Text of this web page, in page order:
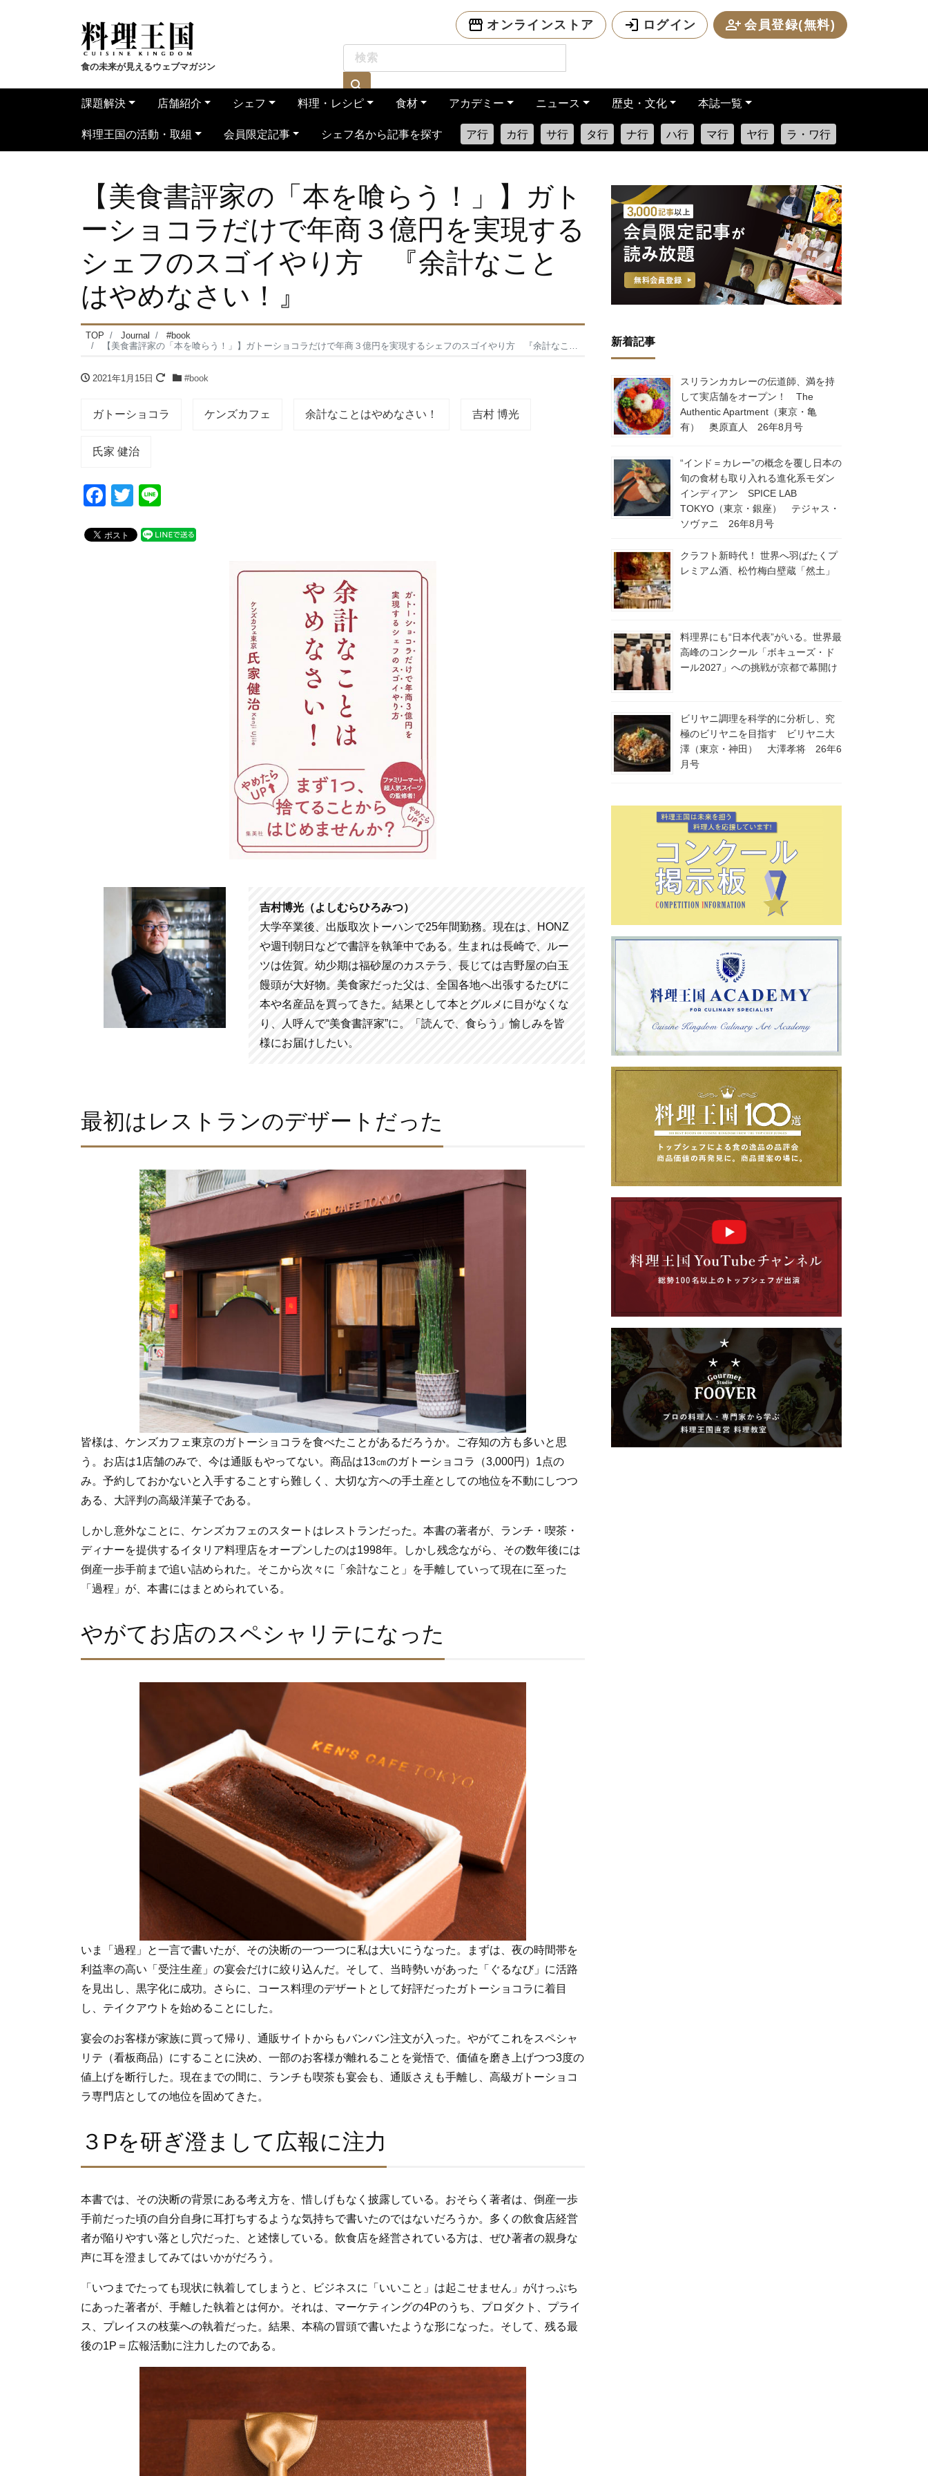
食の未来が見えるウェブマガジン
オンラインストア ログイン 会員登録(無料)
課題解決 店舗紹介 シェフ 料理・レシピ 食材 アカデミー ニュース 歴史・文化 本誌一覧
料理王国の活動・取組 会員限定記事 シェフ名から記事を探す ア行 カ行 サ行 タ行 ナ行 ハ行 マ行 ヤ行 ラ・ワ行
【美食書評家の「本を喰らう！」】ガト
ーショコラだけで年商３億円を実現する
シェフのスゴイやり方 『余計なこと
はやめなさい！』
TOP Journal
#book
【美食書評家の「本を喰らう！」】ガトーショコラだけで年商３億円を実現するシェフのスゴイやり方 『余計なことはやめなさい！』
2021年1月15日 #book
ガトーショコラ ケンズカフェ 余計なことはやめなさい！ 吉村 博光
氏家 健治
F
c
T
tt
e
吉村博光（よしむらひろみつ）
大学卒業後、出版取次トーハンで25年間勤務。現在は、HONZ
や週刊朝日などで書評を執筆中である。生まれは長崎で、ルー
ツは佐賀。幼少期は福砂屋のカステラ、長じては吉野屋の白玉
饅頭が大好物。美食家だった父は、全国各地へ出張するたびに
本や名産品を買ってきた。結果として本とグルメに目がなくな
り、人呼んで“美食書評家”に。「読んで、食らう」愉しみを皆
様にお届けしたい。
最初はレストランのデザートだった
皆様は、ケンズカフェ東京のガトーショコラを食べたことがあるだろうか。ご存知の方も多いと思
う。お店は1店舗のみで、今は通販もやってない。商品は13㎝のガトーショコラ（3,000円）1点の
み。予約しておかないと入手することすら難しく、大切な方への手土産としての地位を不動にしつつ
ある、大評判の高級洋菓子である。
しかし意外なことに、ケンズカフェのスタートはレストランだった。本書の著者が、ランチ・喫茶・
ディナーを提供するイタリア料理店をオープンしたのは1998年。しかし残念ながら、その数年後には
倒産一歩手前まで追い詰められた。そこから次々に「余計なこと」を手離していって現在に至った
「過程」が、本書にはまとめられている。
やがてお店のスペシャリテになった
いま「過程」と一言で書いたが、その決断の一つ一つに私は大いにうなった。まずは、夜の時間帯を
利益率の高い「受注生産」の宴会だけに絞り込んだ。そして、当時勢いがあった「ぐるなび」に活路
を見出し、黒字化に成功。さらに、コース料理のデザートとして好評だったガトーショコラに着目
し、テイクアウトを始めることにした。
宴会のお客様が家族に買って帰り、通販サイトからもバンバン注文が入った。やがてこれをスペシャ
リテ（看板商品）にすることに決め、一部のお客様が離れることを覚悟で、価値を磨き上げつつ3度の
値上げを断行した。現在までの間に、ランチも喫茶も宴会も、通販さえも手離し、高級ガトーショコ
ラ専門店としての地位を固めてきた。
３Pを研ぎ澄まして広報に注力
本書では、その決断の背景にある考え方を、惜しげもなく披露している。おそらく著者は、倒産一歩
手前だった頃の自分自身に耳打ちするような気持ちで書いたのではないだろうか。多くの飲食店経営
者が陥りやすい落とし穴だった、と述懐している。飲食店を経営されている方は、ぜひ著者の親身な
声に耳を澄ましてみてはいかがだろう。
「いつまでたっても現状に執着してしまうと、ビジネスに「いいこと」は起こせません」がけっぷち
にあった著者が、手離した執着とは何か。それは、マーケティングの4Pのうち、プロダクト、プライ
ス、プレイスの枝葉への執着だった。結果、本稿の冒頭で書いたような形になった。そして、残る最
後の1P＝広報活動に注力したのである。
新着記事
スリランカカレーの伝道師、満を持
して実店舗をオープン！ The
Authentic Apartment（東京・亀
有） 奥原直人 26年8月号
“インド＝カレー”の概念を覆し日本の
旬の食材も取り入れる進化系モダン
インディアン SPICE LAB
TOKYO（東京・銀座） テジャス・
ソヴァニ 26年8月号
クラフト新時代！ 世界へ羽ばたくプ
レミアム酒、松竹梅白壁蔵「然土」
料理界にも“日本代表”がいる。世界最
高峰のコンクール「ボキューズ・ド
ール2027」への挑戦が京都で幕開け
ビリヤニ調理を科学的に分析し、究
極のビリヤニを目指す ビリヤニ大
澤（東京・神田） 大澤孝将 26年6
月号